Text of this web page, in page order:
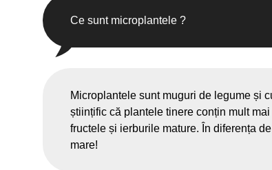
Ce sunt microplantele ?
Microplantele sunt muguri de legume și
științific că plantele tinere conțin mult
fructele și ierburile mature. În diferența
mare!